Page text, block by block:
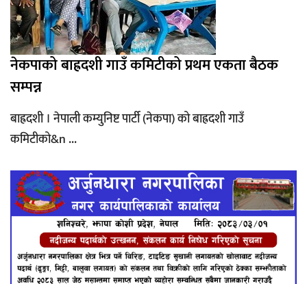
नेकपाको बाह्रदशी गाउँ कमिटीको प्रथम एकता बैठक
सम्पन्न
बाह्रदशी । नेपाली कम्युनिष्ट पार्टी (नेकपा) को बाह्रदशी गाउँ
कमिटीको&n ...